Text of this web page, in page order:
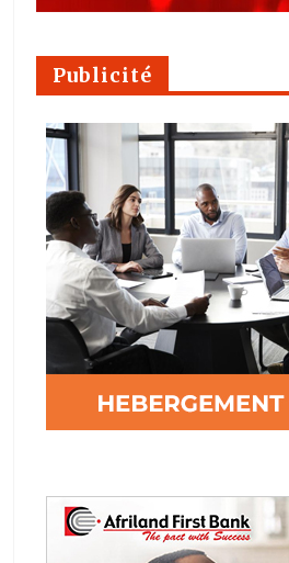
Publicité